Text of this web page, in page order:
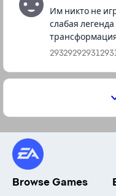
Им никто не
слабая легенда из всех. Ему
его умениям и
Browse Games